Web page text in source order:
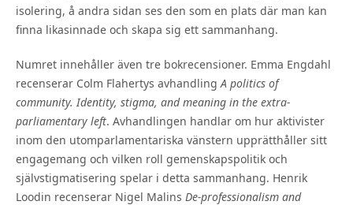
isolering, å andra sidan ses den som en plats där man kan
finna likasinnade och skapa sig ett sammanhang.
Numret innehåller även tre bokrecensioner. Emma Engdahl
recenserar Colm Flahertys avhandling A politics of
community. Identity, stigma, and meaning in the extra-
parliamentary left. Avhandlingen handlar om hur aktivister
inom den utomparlamentariska vänstern upprätthåller sitt
engagemang och vilken roll gemenskapspolitik och
självstigmatisering spelar i detta sammanhang. Henrik
Loodin recenserar Nigel Malins De-professionalism and